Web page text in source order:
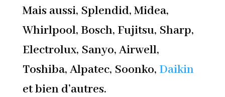
Mais aussi, Splendid, Midea,
Whirlpool, Bosch, Fujitsu, Sharp,
Electrolux, Sanyo, Airwell,
Toshiba, Alpatec, Soonko, Daikin
et bien d’autres.